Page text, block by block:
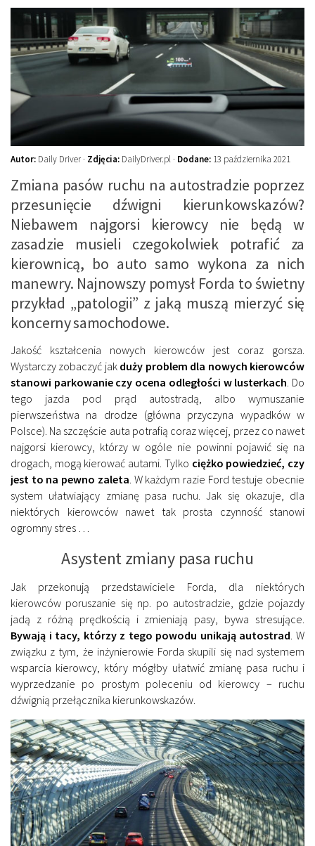
Kalkulatory
Przelicznik mocy
Auto z niemiec
Galerie
Autor: Daily Driver · Zdjęcia: DailyDriver.pl · Dodane: 13 października 2021
Zmiana pasów ruchu na autostradzie poprzez
przesunięcie dźwigni kierunkowskazów?
Niebawem najgorsi kierowcy nie będą w
zasadzie musieli czegokolwiek potrafić za
kierownicą, bo auto samo wykona za nich
manewry. Najnowszy pomysł Forda to świetny
przykład „patologii” z jaką muszą mierzyć się
koncerny samochodowe.
Jakość kształcenia nowych kierowców jest coraz gorsza.
Wystarczy zobaczyć jak duży problem dla nowych kierowców
stanowi parkowanie czy ocena odległości w lusterkach . Do
tego jazda pod prąd autostradą, albo wymuszanie
pierwszeństwa na drodze (główna przyczyna wypadków w
Polsce). Na szczęście auta potrafią coraz więcej, przez co nawet
najgorsi kierowcy, którzy w ogóle nie powinni pojawić się na
drogach, mogą kierować autami. Tylko ciężko powiedzieć, czy
jest to na pewno zaleta . W każdym razie Ford testuje obecnie
system ułatwiający zmianę pasa ruchu. Jak się okazuje, dla
niektórych kierowców nawet tak prosta czynność stanowi
ogromny stres …
Asystent zmiany pasa ruchu
Jak przekonują przedstawiciele Forda, dla niektórych
kierowców poruszanie się np. po autostradzie, gdzie pojazdy
jadą z różną prędkością i zmieniają pasy, bywa stresujące.
Bywają i tacy, którzy z tego powodu unikają autostrad . W
związku z tym, że inżynierowie Forda skupili się nad systemem
wsparcia kierowcy, który mógłby ułatwić zmianę pasa ruchu i
wyprzedzanie po prostym poleceniu od kierowcy – ruchu
dźwignią przełącznika kierunkowskazów.